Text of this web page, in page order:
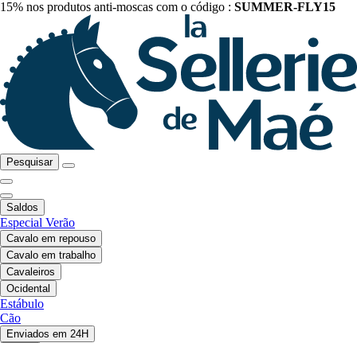
15% nos produtos anti-moscas com o código : SUMMER-FLY15
Pesquisar
Saldos
Especial Verão
Cavalo em repouso
Cavalo em trabalho
Cavaleiros
Ocidental
Estábulo
Cão
Enviados em 24H